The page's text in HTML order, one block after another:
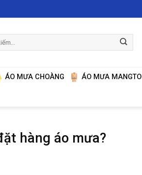
ÁO MƯA CHOÀNG ÁO MƯA MANGTO
hàng áo mưa?